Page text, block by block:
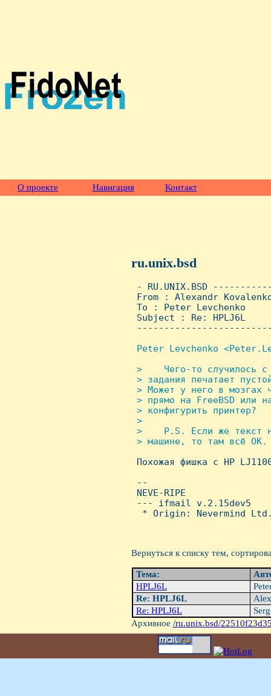
О проекте Навигация Контакт
ru.unix.bsd
- RU.UNIX.BSD
From : Alexandr
To : Peter Levchenko
Subject : Re: HPLJ6L
Peter Levchenko
>    Чего-то случилось с
> задания печатает
> Может у него в мозгах
> пpямо на FreeBSD или
> конфигуpить пpинтеp?
>
>    P.S. Если же текст
> машине, то там всё ОК.
Похожая фишка с HP
--
NEVE-RIPE
--- ifmail v.2.15dev5
* Origin: Nevermind
Вернуться к списку тем,
Тема:
HPLJ6L
Re: HPLJ6L
Re: HPLJ6L
Архивное /ru.unix.bsd/